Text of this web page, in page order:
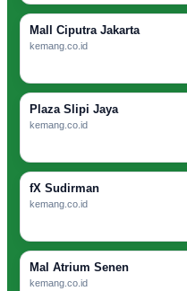
Mall Ciputra Jakarta
kemang.co.id
Plaza Slipi Jaya
kemang.co.id
fX Sudirman
kemang.co.id
Mal Atrium Senen
kemang.co.id